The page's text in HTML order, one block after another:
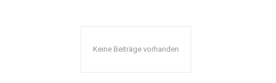
Keine Beiträge vorhanden